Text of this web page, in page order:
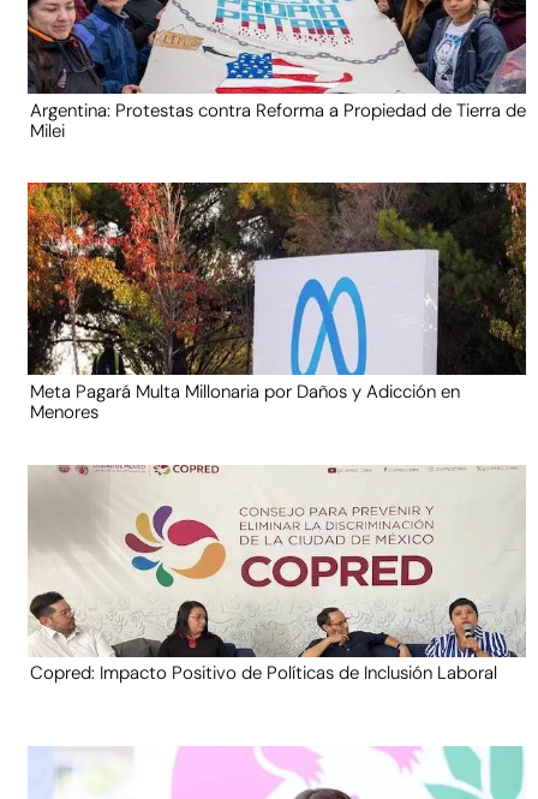
Argentina: Protestas contra Reforma a Propiedad de Tierra de
Milei
Meta Pagará Multa Millonaria por Daños y Adicción en
Menores
Copred: Impacto Positivo de Políticas de Inclusión Laboral